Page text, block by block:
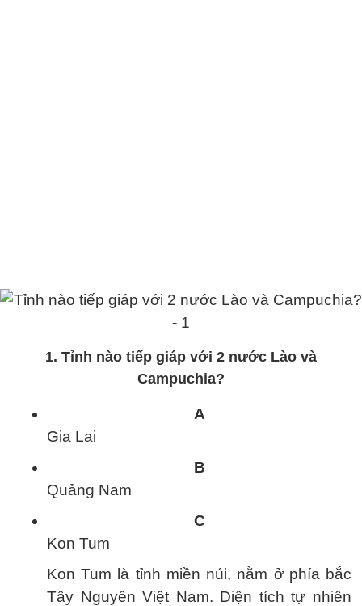
1. Tỉnh nào tiếp giáp với 2 nước Lào và
Campuchia?
A
Gia Lai
B
Quảng Nam
C
Kon Tum
Kon Tum là tỉnh miền núi, nằm ở phía bắc
Tây Nguyên Việt Nam. Diện tích tự nhiên